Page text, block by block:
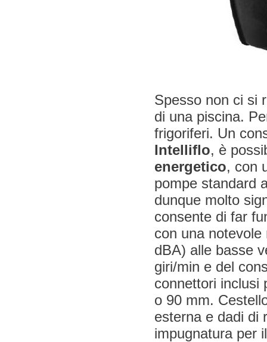
Spesso non ci si
di una piscina.
frigoriferi. Un
Intelliflo, è
energetico, con
pompe standard
dunque molto
consente di far
con una
dBA) alle basse
giri/min e del
connettori inclusi
o 90 mm.
esterna e dadi di
impugnatura per